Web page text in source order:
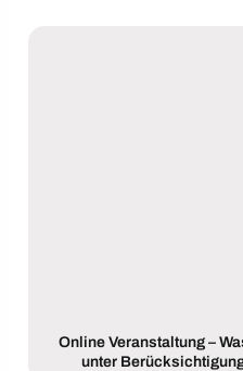
Online Veranstaltung –
unter